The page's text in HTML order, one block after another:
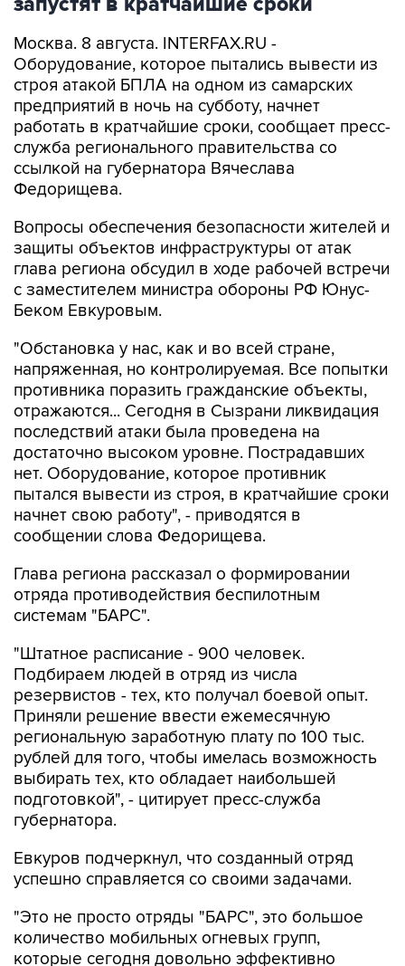
Москва. 8 августа. INTERFAX.RU -
Оборудование, которое пытались вывести из
строя атакой БПЛА на одном из самарских
предприятий в ночь на субботу, начнет
работать в кратчайшие сроки, сообщает пресс-
служба регионального правительства со
ссылкой на губернатора Вячеслава
Федорищева.
Вопросы обеспечения безопасности жителей и
защиты объектов инфраструктуры от атак
глава региона обсудил в ходе рабочей встречи
с заместителем министра обороны РФ Юнус-
Беком Евкуровым.
"Обстановка у нас, как и во всей стране,
напряженная, но контролируемая. Все попытки
противника поразить гражданские объекты,
отражаются... Сегодня в Сызрани ликвидация
последствий атаки была проведена на
достаточно высоком уровне. Пострадавших
нет. Оборудование, которое противник
пытался вывести из строя, в кратчайшие сроки
начнет свою работу", - приводятся в
сообщении слова Федорищева.
Глава региона рассказал о формировании
отряда противодействия беспилотным
системам "БАРС".
"Штатное расписание - 900 человек.
Подбираем людей в отряд из числа
резервистов - тех, кто получал боевой опыт.
Приняли решение ввести ежемесячную
региональную заработную плату по 100 тыс.
рублей для того, чтобы имелась возможность
выбирать тех, кто обладает наибольшей
подготовкой", - цитирует пресс-служба
губернатора.
Евкуров подчеркнул, что созданный отряд
успешно справляется со своими задачами.
"Это не просто отряды "БАРС", это большое
количество мобильных огневых групп,
которые сегодня довольно эффективно